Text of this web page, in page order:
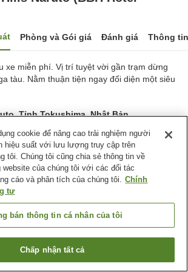
Phòng và Gói giá Đánh giá Thông
xe miễn phí. Vị trí tuyệt vời gần trạm dừng
tàu. Nằm thuận tiện ngay đối diện một siêu
Tỉnh Tokushima, Nhật Bản
giá:174lượt
Giao Hàng Tận Nhà
(BBH Hotel Group)
Tìm phòng trống
cookie để nâng cao trải nghiệm người
hiệu suất với lưu lượng truy cập trên
tôi. Chúng tôi cũng chia sẻ thông tin về
website của chúng tôi với các đối tác
cáo và phân tích của chúng tôi. Chính
tư
bán thông tin cá nhân của tôi
Chấp nhận tất cả